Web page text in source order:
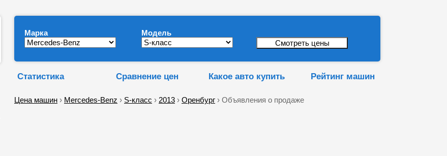
Марка Модель
Статистика Сравнение цен Какое авто купить Рейтинг машин
Цена машин › Mercedes-Benz › S-класс › 2013 › Оренбург › Объявления о продаже